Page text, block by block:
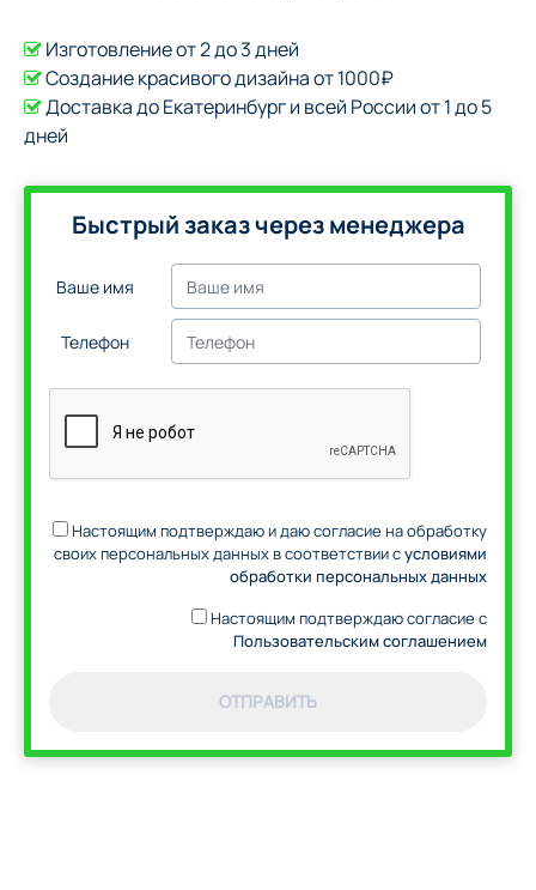
Изготовление от 2 до 3 дней
Создание красивого дизайна от 1000₽
Доставка до Екатеринбург и всей России от 1 до 5
дней
Быстрый заказ через менеджера
Ваше имя
Телефон
Настоящим подтверждаю и даю согласие на обработку
своих персональных данных в соответствии сусловиями
обработки персональных данных
Настоящим подтверждаю согласие с
Пользовательским соглашением
ОТПРАВИТЬ